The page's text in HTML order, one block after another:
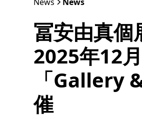
冨安由真
2025年12
「Gallery
催